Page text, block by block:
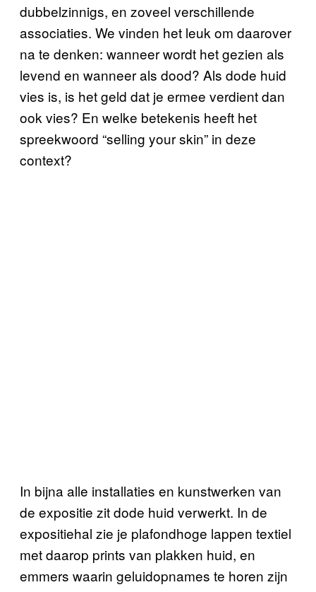
dubbelzinnigs, en zoveel verschillende
associaties. We vinden het leuk om daarover
na te denken: wanneer wordt het gezien als
levend en wanneer als dood? Als dode huid
vies is, is het geld dat je ermee verdient dan
ook vies? En welke betekenis heeft het
spreekwoord “selling your skin” in deze
context?
In bijna alle installaties en kunstwerken van
de expositie zit dode huid verwerkt. In de
expositiehal zie je plafondhoge lappen textiel
met daarop prints van plakken huid, en
emmers waarin geluidopnames te horen zijn